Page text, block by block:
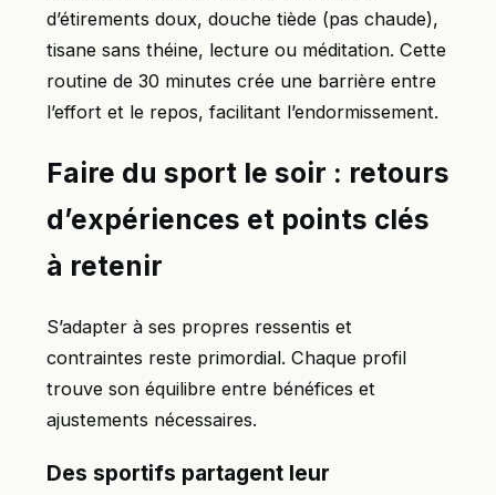
d’étirements doux, douche tiède (pas chaude),
tisane sans théine, lecture ou méditation. Cette
routine de 30 minutes crée une barrière entre
l’effort et le repos, facilitant l’endormissement.
Faire du sport le soir : retours
d’expériences et points clés
à retenir
S’adapter à ses propres ressentis et
contraintes reste primordial. Chaque profil
trouve son équilibre entre bénéfices et
ajustements nécessaires.
Des sportifs partagent leur